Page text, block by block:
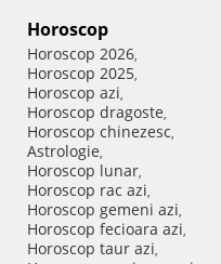
Horoscop
Horoscop 2026,
Horoscop 2025,
Horoscop azi,
Horoscop dragoste,
Horoscop chinezesc,
Astrologie,
Horoscop lunar,
Horoscop rac azi,
Horoscop gemeni azi,
Horoscop fecioara azi,
Horoscop taur azi,